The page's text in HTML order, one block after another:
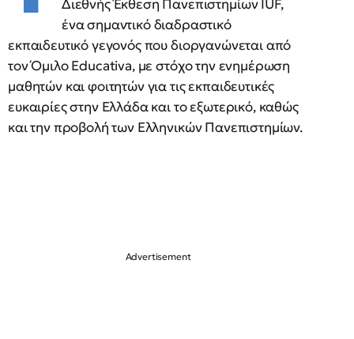
Διεθνής Έκθεση Πανεπιστημίων IUF,
ένα σημαντικό διαδραστικό
εκπαιδευτικό γεγονός που διοργανώνεται από
τον Όμιλο Educativa, με στόχο την ενημέρωση
μαθητών και φοιτητών για τις εκπαιδευτικές
ευκαιρίες στην Ελλάδα και το εξωτερικό, καθώς
και την προβολή των Eλληνικών Πανεπιστημίων.